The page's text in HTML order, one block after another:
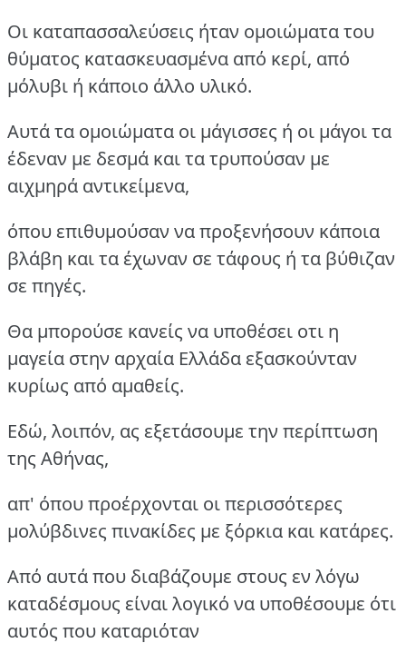
Οι καταπασσαλεύσεις ήταν ομοιώματα του
θύματος κατασκευασμένα από κερί, από
μόλυβι ή κάποιο άλλο υλικό.
Αυτά τα ομοιώματα οι μάγισσες ή οι μάγοι τα
έδεναν με δεσμά και τα τρυπούσαν με
αιχμηρά αντικείμενα,
όπου επιθυμούσαν να προξενήσουν κάποια
βλάβη και τα έχωναν σε τάφους ή τα βύθιζαν
σε πηγές.
Θα μπορούσε κανείς να υποθέσει οτι η
μαγεία στην αρχαία Ελλάδα εξασκούνταν
κυρίως από αμαθείς.
Εδώ, λοιπόν, ας εξετάσουμε την περίπτωση
της Αθήνας,
απ' όπου προέρχονται οι περισσότερες
μολύβδινες πινακίδες με ξόρκια και κατάρες.
Από αυτά που διαβάζουμε στους εν λόγω
καταδέσμους είναι λογικό να υποθέσουμε ότι
αυτός που καταριόταν